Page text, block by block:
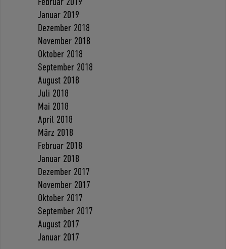
Januar 2019
Dezember 2018
November 2018
Oktober 2018
September 2018
August 2018
Juli 2018
Mai 2018
April 2018
März 2018
Februar 2018
Januar 2018
Dezember 2017
November 2017
Oktober 2017
September 2017
August 2017
Januar 2017